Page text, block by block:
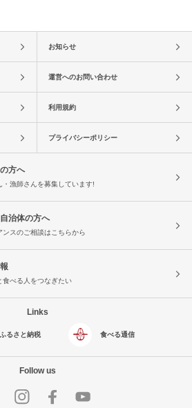
お知らせ
運営へのお問い合わせ
利用規約
プライバシーポリシー
方へ
・漁師さんを募集しています!
治体の方へ
ンスのご相談はこちらから
食べる人をつなぎたい
Links
るさと納税 食べる通信
Follow us